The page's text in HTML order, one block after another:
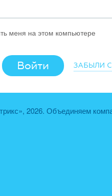
меня на этом компьютере
ЗАБЫЛИ
2026. Объединяем